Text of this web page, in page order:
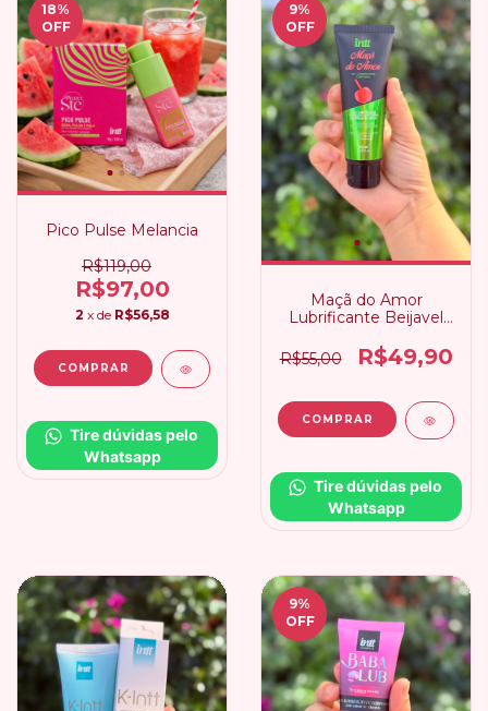
18%
OFF
Pico Pulse Melancia
R$119,00
R$97,00
2 x de R$56,58
Tire dúvidas pelo
Whatsapp
9%
OFF
Maçã do Amor
Lubrificante Beijavel
R$55,00
R$49,90
Tire dúvidas pelo
Whatsapp
9%
OFF